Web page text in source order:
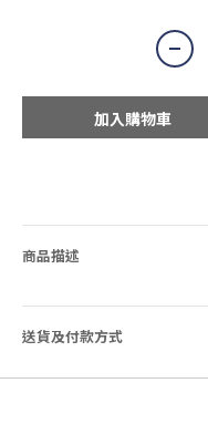
加入購物車
商品描述
送貨及付款方式